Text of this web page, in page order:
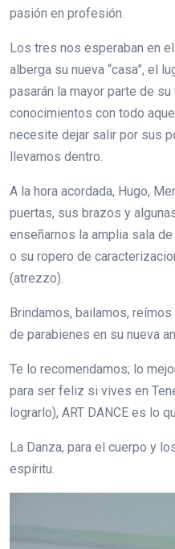
pasión en profesión.
Los tres nos esperaban en
alberga su nueva “casa”, el
pasarán la mayor parte de
conocimientos con todo
necesite dejar salir por sus
llevamos dentro.
A la hora acordada, Hugo,
puertas, sus brazos y
enseñarnos la amplia sala
o su ropero de
(atrezzo).
Brindamos, bailamos,
de parabienes en su nueva
Te lo recomendamos; lo
para ser feliz si vives en
lograrlo), ART DANCE es lo
La Danza, para el cuerpo y
espíritu.